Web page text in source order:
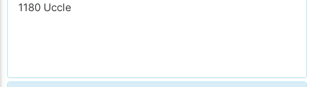
1180 Uccle